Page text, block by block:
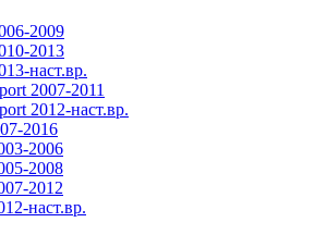
2009
2013
наст.вр.
2007-2011
2012-наст.вр.
2016
2006
2008
2012
наст.вр.